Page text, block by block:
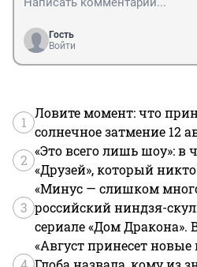
Гость
Войти
1
Ловите момент: что
солнечное затмение 12
2
«Это всего лишь шоу»: в
«Друзей», который
3
«Минус — слишком
российский ниндзя-
сериале «Дом Дракона».
«Август принесет